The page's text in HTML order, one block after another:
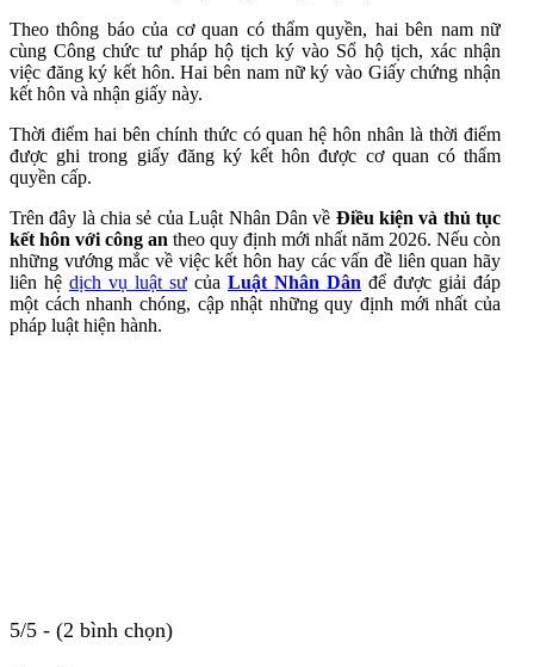
Theo thông báo của cơ quan có thẩm quyền, hai bên nam nữ
cùng Công chức tư pháp hộ tịch ký vào Sổ hộ tịch, xác nhận
việc đăng ký kết hôn. Hai bên nam nữ ký vào Giấy chứng nhận
kết hôn và nhận giấy này.
Thời điểm hai bên chính thức có quan hệ hôn nhân là thời điểm
được ghi trong giấy đăng ký kết hôn được cơ quan có thẩm
quyền cấp.
Trên đây là chia sẻ của Luật Nhân Dân về Điều kiện và thủ tục
kết hôn với công an theo quy định mới nhất năm 2026. Nếu còn
những vướng mắc về việc kết hôn hay các vấn đề liên quan hãy
liên hệ dịch vụ luật sư của Luật Nhân Dân để được giải đáp
một cách nhanh chóng, cập nhật những quy định mới nhất của
pháp luật hiện hành.
5/5 - (2 bình chọn)